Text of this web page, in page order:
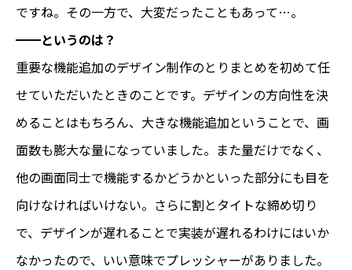
ですね。その一方で、大変だったこともあって…。
━━というのは？
重要な機能追加のデザイン制作のとりまとめを初めて任
せていただいたときのことです。デザインの方向性を決
めることはもちろん、大きな機能追加ということで、画
面数も膨大な量になっていました。また量だけでなく、
他の画面同士で機能するかどうかといった部分にも目を
向けなければいけない。さらに割とタイトな締め切り
で、デザインが遅れることで実装が遅れるわけにはいか
なかったので、いい意味でプレッシャーがありました。